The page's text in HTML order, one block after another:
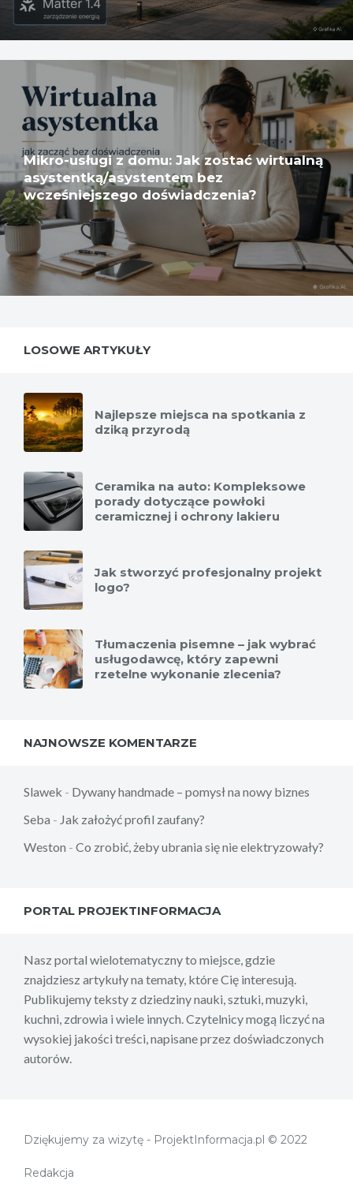
Mikro-usługi z domu: Jak zostać wirtualną
asystentką/asystentem bez
wcześniejszego doświadczenia?
LOSOWE ARTYKUŁY
Najlepsze miejsca na spotkania z
dziką przyrodą
Ceramika na auto: Kompleksowe
porady dotyczące powłoki
ceramicznej i ochrony lakieru
Jak stworzyć profesjonalny projekt
logo?
Tłumaczenia pisemne – jak wybrać
usługodawcę, który zapewni
rzetelne wykonanie zlecenia?
NAJNOWSZE KOMENTARZE
Slawek - Dywany handmade – pomysł na nowy biznes
Seba - Jak założyć profil zaufany?
Weston - Co zrobić, żeby ubrania się nie elektryzowały?
PORTAL PROJEKTINFORMACJA
Nasz portal wielotematyczny to miejsce, gdzie
znajdziesz artykuły na tematy, które Cię interesują.
Publikujemy teksty z dziedziny nauki, sztuki, muzyki,
kuchni, zdrowia i wiele innych. Czytelnicy mogą liczyć na
wysokiej jakości treści, napisane przez doświadczonych
autorów.
Dziękujemy za wizytę - ProjektInformacja.pl © 2022
Redakcja